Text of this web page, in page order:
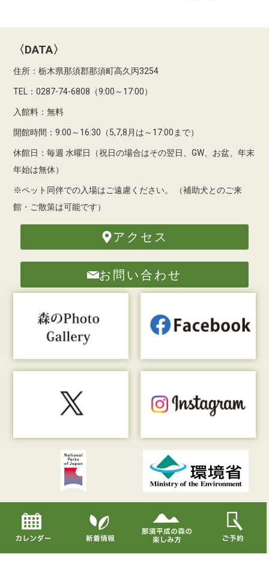
〈DATA〉
住所：栃木県那須郡那須町高久丙3254
TEL：0287-74-6808（9:00～17:00）
入館料：無料
開館時間：9:00～16:30（5,7,8月は～17:00まで）
休館日：毎週 水曜日（祝日の場合はその翌日、GW、お盆、年末
年始は無休）
※ペット同伴での入場はご遠慮ください。
（補助犬とのご来
館・ご散策は可能です）
アクセス
お問い合わせ